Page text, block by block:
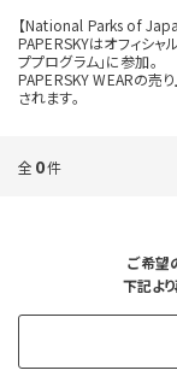
サイズを指定する
【National Parks of
PAPERSKYはオフィシャ
ププログラム」に参加。
PAPERSKY WEARの売
されます。
全 0件
ご希望
下記よ